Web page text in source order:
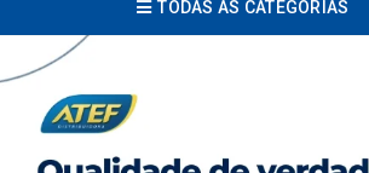
TODAS AS CATEGORIAS